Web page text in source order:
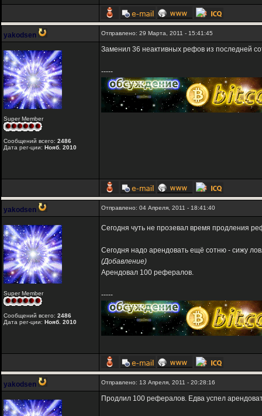
yakodsen Отправлено: 29 Марта, 2011 - 15:41:45
Super Member
Сообщений всего: 2486
Дата рег-ции: Нояб. 2010
Заменил 36 неактивных рефов из последней
-----
yakodsen Отправлено: 04 Апреля, 2011 - 18:41:40
Super Member
Сообщений всего: 2486
Дата рег-ции: Нояб. 2010
Сегодня чуть не прозевал время продления
Сегодня надо арендовать ещё сотню - сижу
(Добавление)
Арендовал 100 рефералов.
-----
yakodsen Отправлено: 13 Апреля, 2011 - 20:28:16
Продлил 100 рефералов. Едва успел